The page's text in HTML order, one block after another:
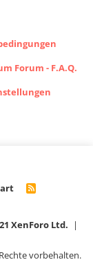
Forum - F.A.Q.
R
XenForo Ltd.
|
vorbehalten.